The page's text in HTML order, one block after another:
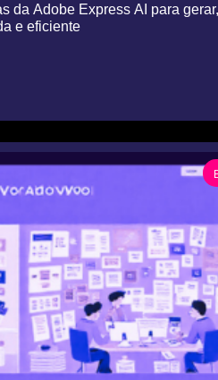
da Adobe Express AI para
e eficiente